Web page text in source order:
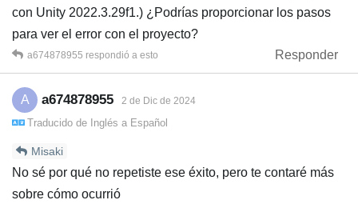
con Unity 2022.3.29f1.) ¿Podrías proporcionar los pasos
para ver el error con el proyecto?
Responder
a674878955 respondió a esto
A a674878955 2 de Dic de 2024
Traducido de Inglés a Español
Misaki
No sé por qué no repetiste ese éxito, pero te contaré más
sobre cómo ocurrió